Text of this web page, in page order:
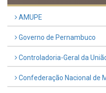
AMUPE
Governo de Pernambuco
Controladoria-Geral da
Confederação Nacional de